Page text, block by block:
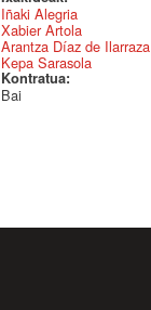
Iñaki Alegria
Xabier Artola
Arantza Díaz de Ilarraza
Kepa Sarasola
Kontratua:
Bai